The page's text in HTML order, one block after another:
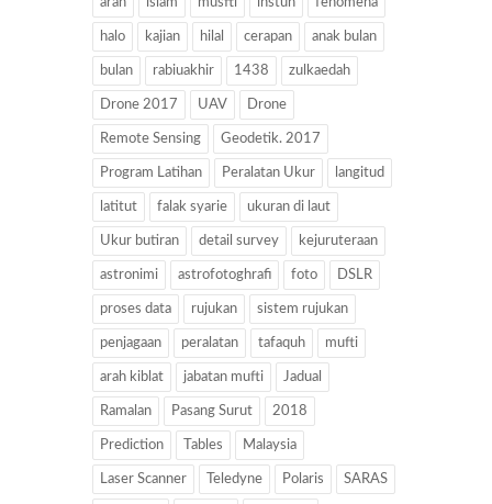
halo kajian hilal cerapan anak bulan
bulan rabiuakhir 1438 zulkaedah
Drone 2017 UAV Drone
Remote Sensing Geodetik. 2017
Program Latihan Peralatan Ukur langitud
latitut falak syarie ukuran di laut
Ukur butiran detail survey kejuruteraan
astronimi astrofotoghrafi foto DSLR
proses data rujukan sistem rujukan
penjagaan peralatan tafaquh mufti
arah kiblat jabatan mufti Jadual
Ramalan Pasang Surut 2018
Prediction Tables Malaysia
Laser Scanner Teledyne Polaris SARAS